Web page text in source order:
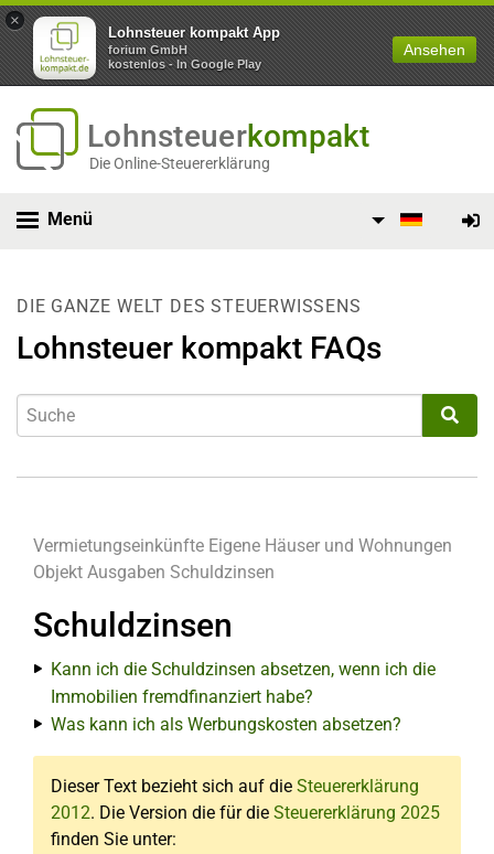
×
Lohnsteuer kompakt App
forium GmbH
kostenlos - In Google Play
Ansehen
Lohnsteuerkompakt
Die Online-Steuererklärung
Menü
DIE GANZE WELT DES STEUERWISSENS
Lohnsteuer kompakt FAQs
Vermietungseinkünfte Eigene Häuser und Wohnungen
Objekt Ausgaben Schuldzinsen
Schuldzinsen
Kann ich die Schuldzinsen absetzen, wenn ich die
Immobilien fremdfinanziert habe?
Was kann ich als Werbungskosten absetzen?
Dieser Text bezieht sich auf die Steuererklärung
2012. Die Version die für die Steuererklärung 2025
finden Sie unter: